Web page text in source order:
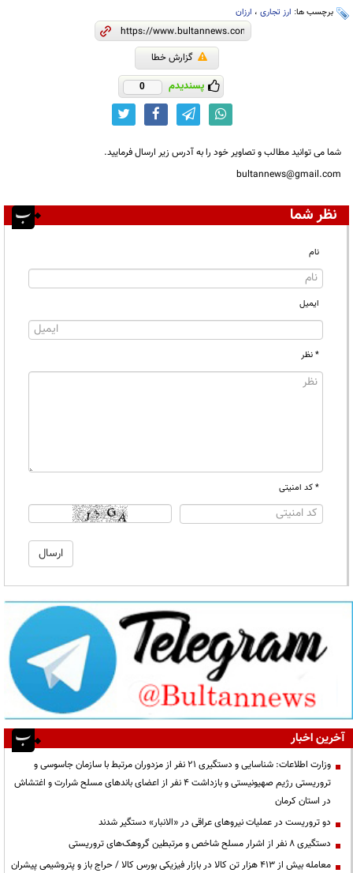
برچسب ها: ارز تجاری ، ارزان
گزارش خطا
پسندیدم 0
شما می توانید مطالب و تصاویر خود را به آدرس زیر ارسال فرمایید.
bultannews@gmail.com
نظر شما
نام
ایمیل
* نظر
* کد امنیتی
آخرین اخبار
وزارت اطلاعات: شناسایی و دستگیری ۲۱ نفر از مزدوران مرتبط با سازمان جاسوسی و
تروریستی رژیم صهیونیستی و بازداشت ۴ نفر از اعضای باندهای مسلح شرارت و اغتشاش
در استان کرمان
دو تروریست در عملیات نیروهای عراقی در «الانبار» دستگیر شدند
دستگیری ۸ نفر از اشرار مسلح شاخص و مرتبطین گروهک‌های تروریستی
معامله بیش از ۴۱۳ هزار تن کالا در بازار فیزیکی بورس کالا / حراج باز و پتروشیمی پیشران